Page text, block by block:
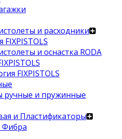
и расходники
FIXPISTOLS
и оснастка RODA
FIXPISTOLS
ручные и пружинные
и Пластификаторы
Фибра